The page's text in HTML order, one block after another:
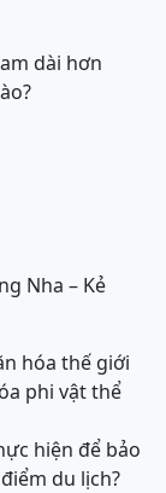
dài hơn
Nha – Kẻ
hóa thế giới
phi vật thể
hiện để bảo
du lịch?